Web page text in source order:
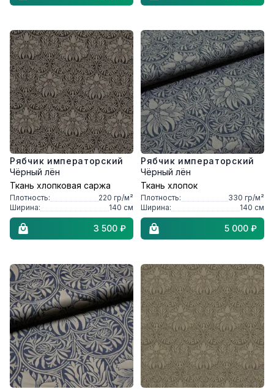
Рябчик императорский
Чёрный лён
Ткань хлопковая саржа
Плотность: 220 гр/м²
Ширина:
140 см
3 500 ₽
Рябчик императорский
Чёрный лён
Ткань хлопок
Плотность: 330 гр/м²
Ширина:
140 см
5 000 ₽